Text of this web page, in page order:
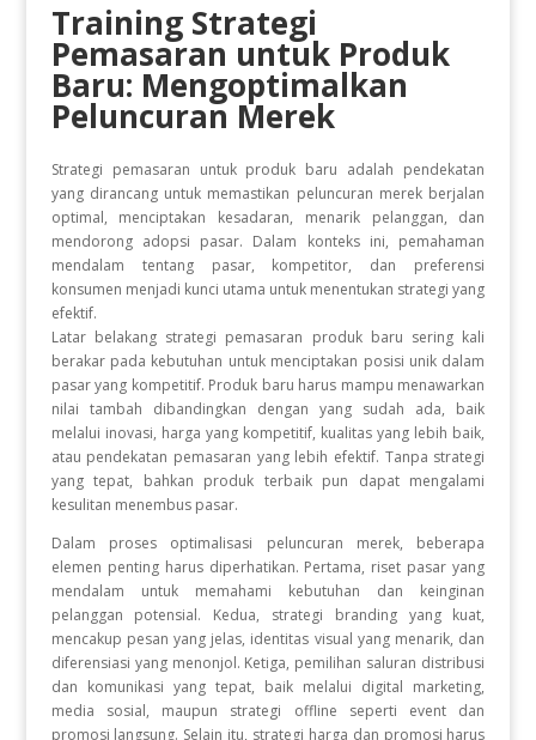
Training Strategi
Pemasaran untuk Produk
Baru: Mengoptimalkan
Peluncuran Merek
Strategi pemasaran untuk produk baru adalah pendekatan
yang dirancang untuk memastikan peluncuran merek berjalan
optimal, menciptakan kesadaran, menarik pelanggan, dan
mendorong adopsi pasar. Dalam konteks ini, pemahaman
mendalam tentang pasar, kompetitor, dan preferensi
konsumen menjadi kunci utama untuk menentukan strategi yang
efektif.
Latar belakang strategi pemasaran produk baru sering kali
berakar pada kebutuhan untuk menciptakan posisi unik dalam
pasar yang kompetitif. Produk baru harus mampu menawarkan
nilai tambah dibandingkan dengan yang sudah ada, baik
melalui inovasi, harga yang kompetitif, kualitas yang lebih baik,
atau pendekatan pemasaran yang lebih efektif. Tanpa strategi
yang tepat, bahkan produk terbaik pun dapat mengalami
kesulitan menembus pasar.
Dalam proses optimalisasi peluncuran merek, beberapa
elemen penting harus diperhatikan. Pertama, riset pasar yang
mendalam untuk memahami kebutuhan dan keinginan
pelanggan potensial. Kedua, strategi branding yang kuat,
mencakup pesan yang jelas, identitas visual yang menarik, dan
diferensiasi yang menonjol. Ketiga, pemilihan saluran distribusi
dan komunikasi yang tepat, baik melalui digital marketing,
media sosial, maupun strategi offline seperti event dan
promosi langsung. Selain itu, strategi harga dan promosi harus